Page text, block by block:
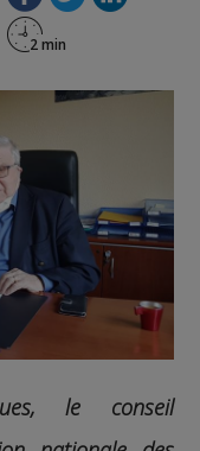
le conseil